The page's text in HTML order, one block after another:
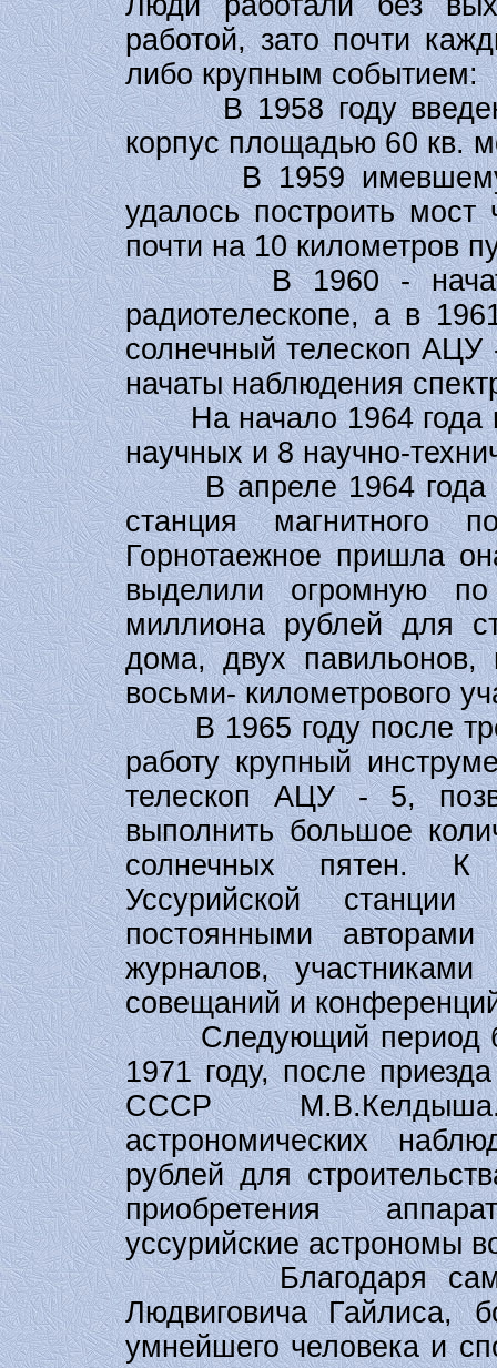
работой, зато почти
либо крупным событием:
В 1958 году введен в
корпус площадью 60 кв.
В 1959 имевшему
удалось построить мост
почти на 10 километров
В 1960 - начаты
радиотелескопе, а в
солнечный телескоп АЦУ
начаты наблюдения
На начало 1964 года
научных и 8 научно-
В апреле 1964 года в
станция магнитного
Горнотаежное пришла
выделили огромную
миллиона рублей для
дома, двух павильонов,
восьми- километрового
В 1965 году после
работу крупный
телескоп АЦУ - 5,
выполнить большое
солнечных пятен. К
Уссурийской
постоянными авторами
журналов,
совещаний и
Следующий период
1971 году, после
СССР
астрономических
рублей для
приобретения
уссурийские астрономы
Благодаря
Людвиговича Гайлиса,
умнейшего человека и